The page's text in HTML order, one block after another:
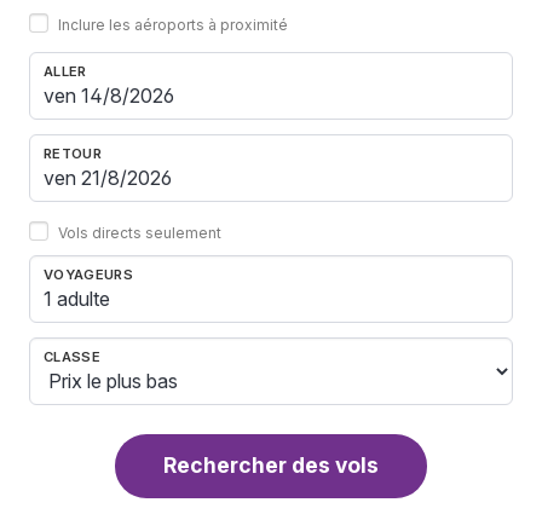
Inclure les aéroports à proximité
ALLER
RETOUR
Vols directs seulement
VOYAGEURS
1 adulte
CLASSE
Rechercher des vols